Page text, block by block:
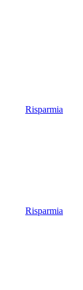
Risparmia
Risparmia